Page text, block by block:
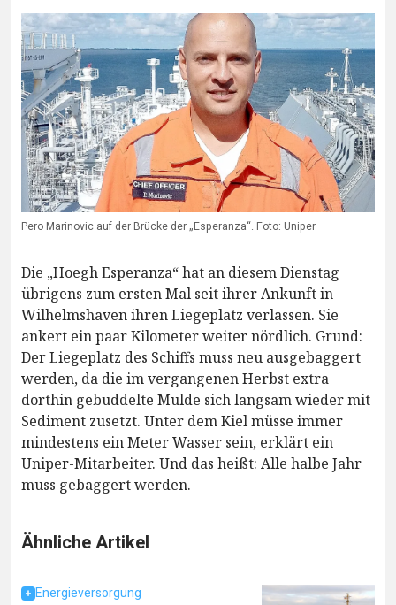
Pero Marinovic auf der Brücke der „Esperanza“. Foto: Uniper
Die „Hoegh Esperanza“ hat an diesem Dienstag
übrigens zum ersten Mal seit ihrer Ankunft in
Wilhelmshaven ihren Liegeplatz verlassen. Sie
ankert ein paar Kilometer weiter nördlich. Grund:
Der Liegeplatz des Schiffs muss neu ausgebaggert
werden, da die im vergangenen Herbst extra
dorthin gebuddelte Mulde sich langsam wieder mit
Sediment zusetzt. Unter dem Kiel müsse immer
mindestens ein Meter Wasser sein, erklärt ein
Uniper-Mitarbeiter. Und das heißt: Alle halbe Jahr
muss gebaggert werden.
Ähnliche Artikel
Energieversorgung